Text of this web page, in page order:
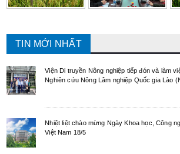
TIN MỚI NHẤT
Viện Di truyền Nông nghiệp tiếp đón và làm
Nghiên cứu Nông Lâm nghiệp Quốc gia Lào
Nhiệt liệt chào mừng Ngày Khoa học, Công
Việt Nam 18/5